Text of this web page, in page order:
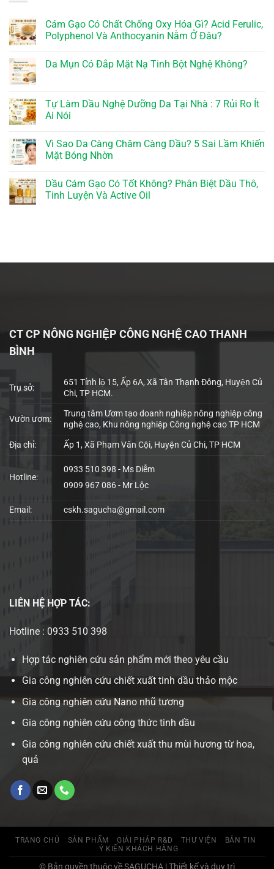
Cám Gạo Có Chất Chống Oxy Hóa Gì? Acid Ferulic,
Polyphenol Và Anthocyanin Nằm Ở Đâu?
Da Mụn Có Đắp Mặt Nạ Tinh Bột Nghệ Không?
Tự Làm Dầu Nghệ Dưỡng Da Tại Nhà : 7 Rủi Ro Ít
Ai Nói
Vì Sao Da Càng Chăm Càng Dầu? 5 Sai Lầm Khiến
Mặt Bóng Nhờn
Dầu Cám Gạo Có Tốt Không? Phân Biệt Dầu Thô,
Tinh Luyện Và Active Oil
CT CP NÔNG NGHIỆP CÔNG NGHỆ CAO THANH
BÌNH
Trụ sở:
651 Tỉnh lộ 15, Ấp 6A, Xã Tân Thạnh Đông, Huyện Củ
Chi, TP HCM.
Vườn ươm:
Trung tâm Ươm tạo doanh nghiệp nông nghiệp công
nghệ cao, Khu nông nghiệp Công nghệ cao TP HCM
Địa chỉ: Ấp 1, Xã Phạm Văn Cội, Huyện Củ Chi, TP HCM
Hotline:
0933 510 398 - Ms Diễm
0909 967 086 - Mr Lộc
Email: cskh.sagucha@gmail.com
LIÊN HỆ HỢP TÁC:
Hotline : 0933 510 398
Hợp tác nghiên cứu sản phẩm mới theo yêu cầu
Gia công nghiên cứu chiết xuất tinh dầu thảo mộc
Gia công nghiên cứu Nano nhũ tương
Gia công nghiên cứu công thức tinh dầu
Gia công nghiên cứu chiết xuất thu mùi hương từ hoa,
quả
TRANG CHỦ SẢN PHẨM GIẢI PHÁP R&D THƯ VIỆN
BẢN TIN
Ý KIẾN KHÁCH HÀNG
© Bản quyền thuộc về SAGUCHA | Thiết kế và duy trì